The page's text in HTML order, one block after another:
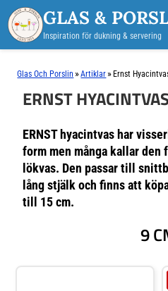
GLAS &
Inspiration för dukning & servering
Glas Och Porslin »Artiklar » Ernst
ERNST
ERNST hyacintvas har
form men många kallar den
lökvas. Den passar till
lång stjälk och finns att
till 15 cm.
9